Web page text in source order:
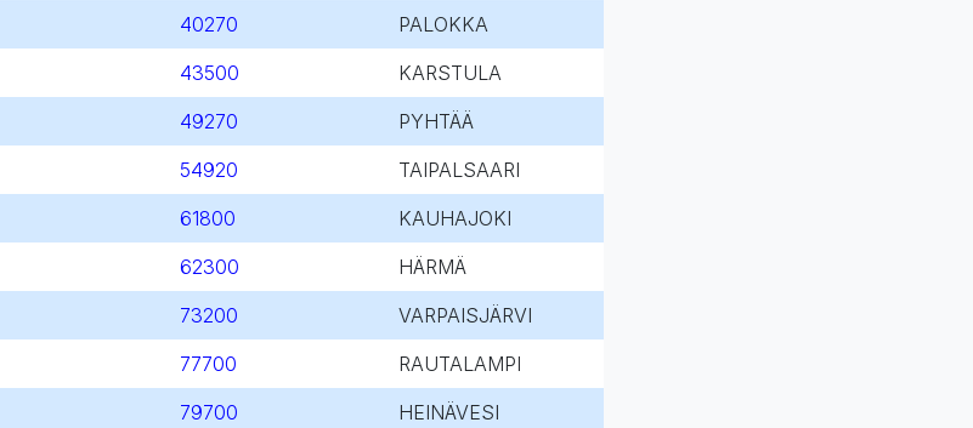
40270
PALOKKA
43500
KARSTULA
49270
PYHTÄÄ
54920
TAIPALSAARI
61800
KAUHAJOKI
62300
HÄRMÄ
73200
VARPAISJÄRVI
77700
RAUTALAMPI
79700
HEINÄVESI